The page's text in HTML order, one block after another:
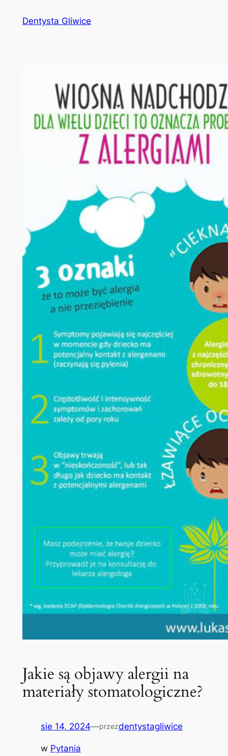
Dentysta Gliwice
Jakie są objawy alergii na
materiały stomatologiczne?
sie 14, 2024—przezdentystagliwice
w Pytania